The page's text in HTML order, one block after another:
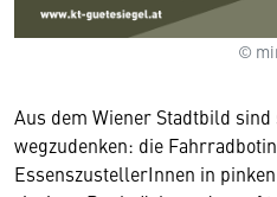
©
Aus dem Wiener Stadtbild
wegzudenken: die
EssenszustellerInnen in